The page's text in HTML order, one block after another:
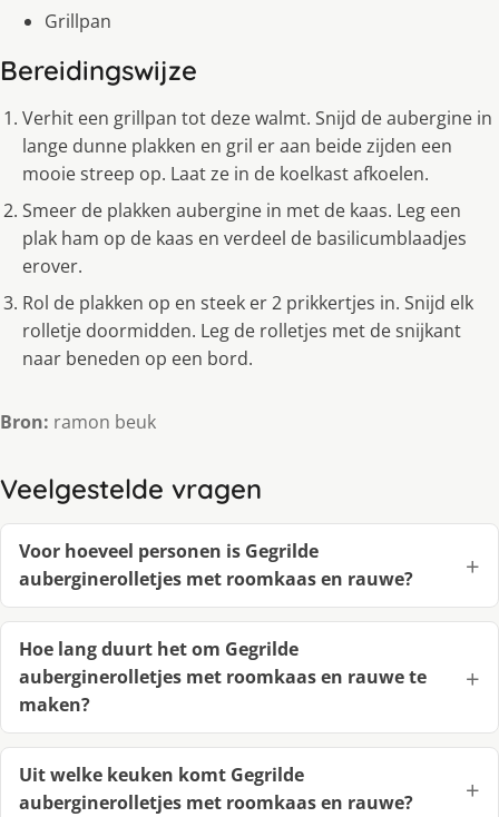
Grillpan
Bereidingswijze
Verhit een grillpan tot deze walmt. Snijd de aubergine in
lange dunne plakken en gril er aan beide zijden een
mooie streep op. Laat ze in de koelkast afkoelen.
Smeer de plakken aubergine in met de kaas. Leg een
plak ham op de kaas en verdeel de basilicumblaadjes
erover.
Rol de plakken op en steek er 2 prikkertjes in. Snijd elk
rolletje doormidden. Leg de rolletjes met de snijkant
naar beneden op een bord.
Bron: ramon beuk
Veelgestelde vragen
Voor hoeveel personen is Gegrilde
auberginerolletjes met roomkaas en rauwe?
Hoe lang duurt het om Gegrilde
auberginerolletjes met roomkaas en rauwe te
maken?
Uit welke keuken komt Gegrilde
auberginerolletjes met roomkaas en rauwe?